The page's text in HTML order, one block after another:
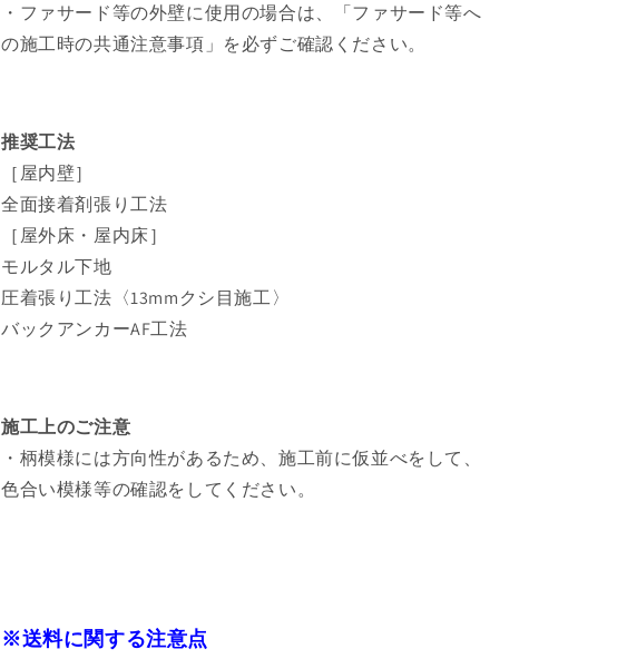
・ファサード等の外壁に使用の場合は、「ファサード等へ
の施工時の共通注意事項」を必ずご確認ください。
推奨工法
［屋内壁］
全面接着剤張り工法
［屋外床・屋内床］
モルタル下地
圧着張り工法〈13mmクシ目施工〉
バックアンカーAF工法
施工上のご注意
・柄模様には方向性があるため、施工前に仮並べをして、
色合い模様等の確認をしてください。
※送料に関する注意点